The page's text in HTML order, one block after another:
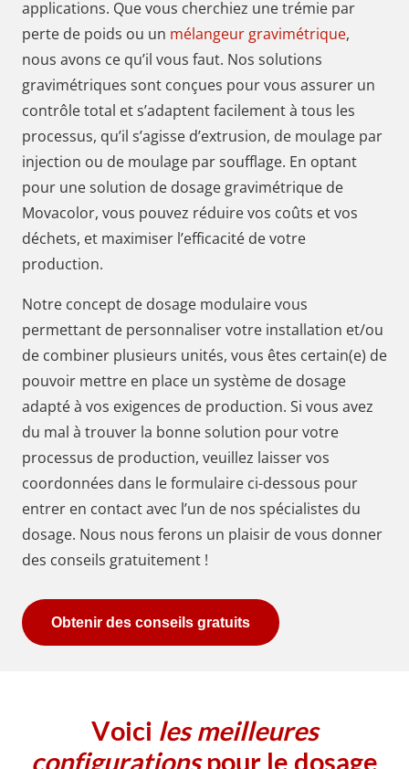
applications. Que vous cherchiez une trémie par
perte de poids ou un mélangeur gravimétrique,
nous avons ce qu’il vous faut. Nos solutions
gravimétriques sont conçues pour vous assurer un
contrôle total et s’adaptent facilement à tous les
processus, qu’il s’agisse d’extrusion, de moulage par
injection ou de moulage par soufflage. En optant
pour une solution de dosage gravimétrique de
Movacolor, vous pouvez réduire vos coûts et vos
déchets, et maximiser l’efficacité de votre
production.
Notre concept de dosage modulaire vous
permettant de personnaliser votre installation et/ou
de combiner plusieurs unités, vous êtes certain(e) de
pouvoir mettre en place un système de dosage
adapté à vos exigences de production. Si vous avez
du mal à trouver la bonne solution pour votre
processus de production, veuillez laisser vos
coordonnées dans le formulaire ci-dessous pour
entrer en contact avec l’un de nos spécialistes du
dosage. Nous nous ferons un plaisir de vous donner
des conseils gratuitement !
Obtenir des conseils gratuits
Voici les meilleures
configurationspour le dosage